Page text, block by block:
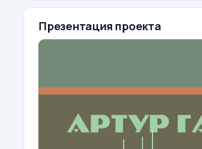
Презентация проекта